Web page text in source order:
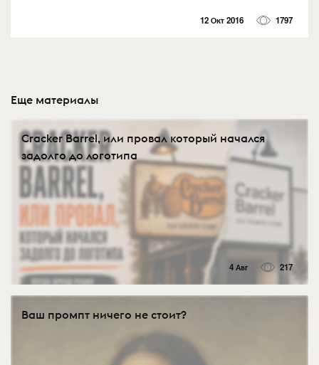
12 Окт 2016 1797
Еще материалы
Cracker Barrel, или провал который начался
задолго до логотипа
4 Авг 217
Ваш промпт ничего не стоит?